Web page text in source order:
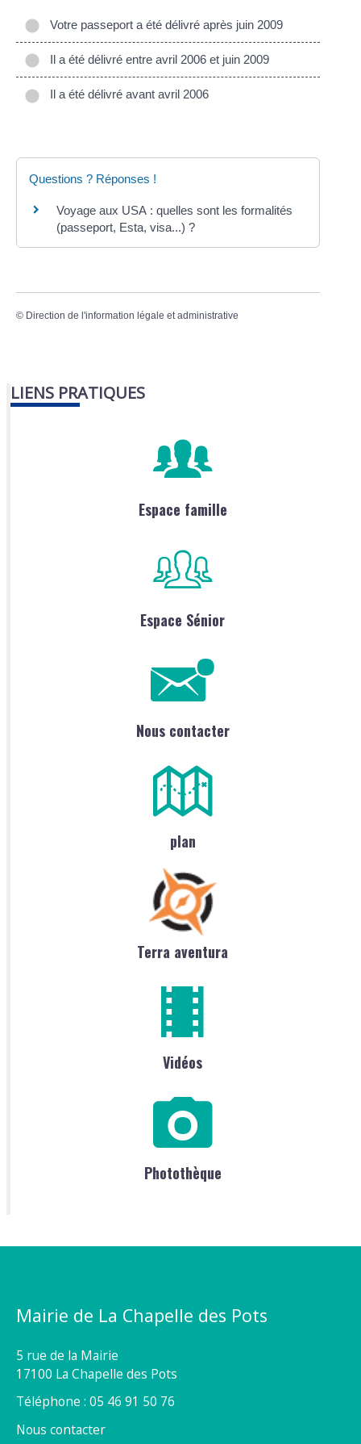
Votre passeport a été délivré après juin 2009
Il a été délivré entre avril 2006 et juin 2009
Il a été délivré avant avril 2006
Questions ? Réponses !
Voyage aux USA : quelles sont les formalités
(passeport, Esta, visa...) ?
© Direction de l'information légale et administrative
LIENS PRATIQUES
Espace famille
Espace Sénior
Nous contacter
plan
Terra aventura
Vidéos
Photothèque
Mairie de La Chapelle des Pots
5 rue de la Mairie
17100 La Chapelle des Pots
Téléphone : 05 46 91 50 76
Nous contacter